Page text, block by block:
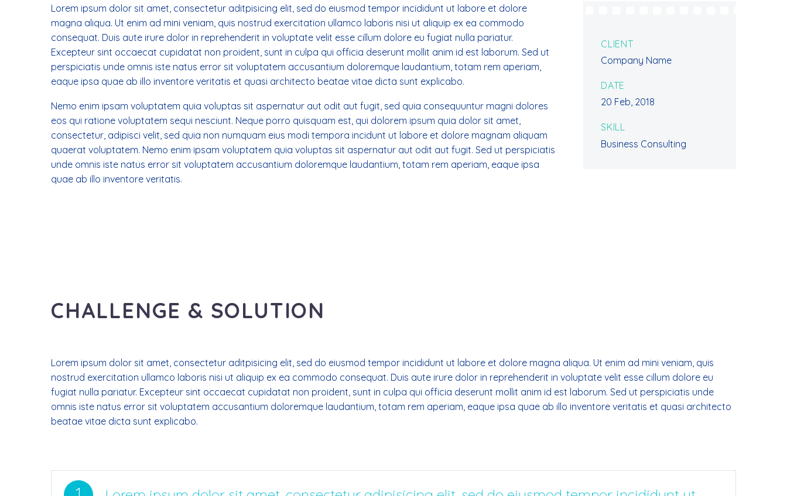
Lorem ipsum dolor sit amet, consectetur aditpisicing elit, sed do eiusmod tempor incididunt ut labore et dolore
magna aliqua. Ut enim ad mini veniam, quis nostrud exercitation ullamco laboris nisi ut aliquip ex ea commodo
consequat. Duis aute irure dolor in reprehenderit in voluptate velit esse cillum dolore eu fugiat nulla pariatur.
Excepteur sint occaecat cupidatat non proident, sunt in culpa qui officia deserunt mollit anim id est laborum. Sed ut
perspiciatis unde omnis iste natus error sit voluptatem accusantium doloremque laudantium, totam rem aperiam,
eaque ipsa quae ab illo inventore veritatis et quasi architecto beatae vitae dicta sunt explicabo.
Nemo enim ipsam voluptatem quia voluptas sit aspernatur aut odit aut fugit, sed quia consequuntur magni dolores
eos qui ratione voluptatem sequi nesciunt. Neque porro quisquam est, qui dolorem ipsum quia dolor sit amet,
consectetur, adipisci velit, sed quia non numquam eius modi tempora incidunt ut labore et dolore magnam aliquam
quaerat voluptatem. Nemo enim ipsam voluptatem quia voluptas sit aspernatur aut odit aut fugit. Sed ut perspiciatis
unde omnis iste natus error sit voluptatem accusantium doloremque laudantium, totam rem aperiam, eaque ipsa
quae ab illo inventore veritatis.
CLIENT
Company Name
DATE
20 Feb, 2018
SKILL
Business Consulting
CHALLENGE & SOLUTION
Lorem ipsum dolor sit amet, consectetur aditpisicing elit, sed do eiusmod tempor incididunt ut labore et dolore magna aliqua. Ut enim ad mini veniam, quis
nostrud exercitation ullamco laboris nisi ut aliquip ex ea commodo consequat. Duis aute irure dolor in reprehenderit in voluptate velit esse cillum dolore eu
fugiat nulla pariatur. Excepteur sint occaecat cupidatat non proident, sunt in culpa qui officia deserunt mollit anim id est laborum. Sed ut perspiciatis unde
omnis iste natus error sit voluptatem accusantium doloremque laudantium, totam rem aperiam, eaque ipsa quae ab illo inventore veritatis et quasi architecto
beatae vitae dicta sunt explicabo.